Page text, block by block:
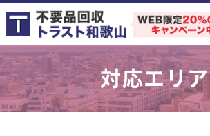
対応エリア